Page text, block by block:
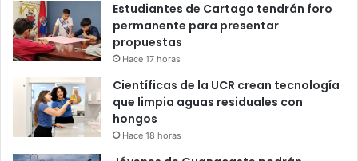
Estudiantes de Cartago tendrán foro
permanente para presentar
propuestas
Hace 17 horas
Científicas de la UCR crean tecnología
que limpia aguas residuales con
hongos
Hace 18 horas